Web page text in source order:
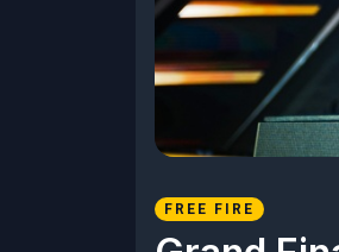
FREE FIRE